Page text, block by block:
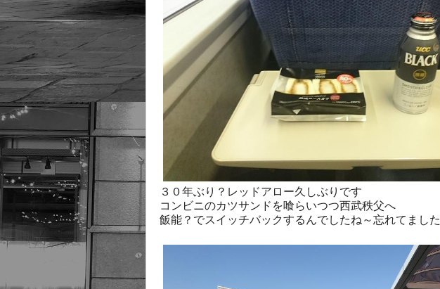
３０年ぶり？レッドアロー久しぶりです
コンビニのカツサンドを喰らいつつ西武秩父へ
飯能？でスイッチバックするんでしたね～忘れてました